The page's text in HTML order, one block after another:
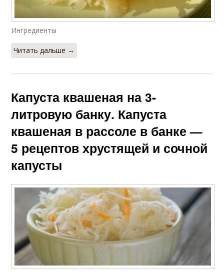
Ингредиенты
Читать дальше →
Капуста квашеная на 3-
литровую банку. Капуста
квашеная в рассоле в банке —
5 рецептов хрустящей и сочной
капусты